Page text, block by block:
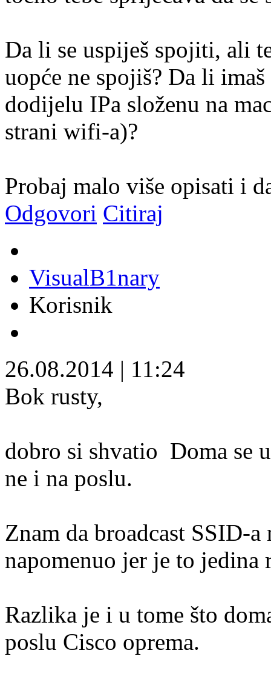
Da li se uspiješ spojiti, ali
uopće ne spojiš? Da li
dodijelu IPa složenu na
strani wifi-a)?
Probaj malo više opisati i
Odgovori Citiraj
VisualB1nary
Korisnik
26.08.2014 | 11:24
Bok rusty,
dobro si shvatio Doma se
ne i na poslu.
Znam da broadcast SSID-
napomenuo jer je to jedina
Razlika je i u tome što
poslu Cisco oprema.